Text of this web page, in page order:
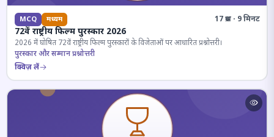
MCQ मध्यम 17 प्रश्न · 9 मिनट
72वें राष्ट्रीय फिल्म पुरस्कार 2026
2026 में घोषित 72वें राष्ट्रीय फिल्म पुरस्कारों के विजेताओं पर आधारित प्रश्नोत्तरी।
पुरस्कार और सम्मान प्रश्नोत्तरी
क्विज़ लें